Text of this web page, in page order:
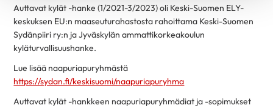
Auttavat kylät -hanke (1/2021-3/2023) oli Keski-Suomen ELY-
keskuksen EU:n maaseuturahastosta rahoittama Keski-Suomen
Sydänpiiri ry:n ja Jyväskylän ammattikorkeakoulun
kyläturvallisuushanke.
Lue lisää naapuriapuryhmästä
https://sydan.fi/keskisuomi/naapuriapuryhma
Auttavat kylät -hankkeen naapuriapuryhmädiat ja -sopimukset